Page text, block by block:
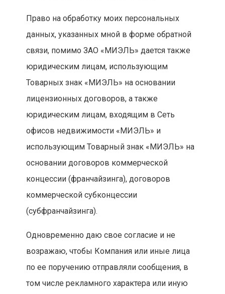
Право на обработку моих персональных
данных, указанных мной в форме обратной
связи, помимо ЗАО «МИЭЛЬ» дается также
юридическим лицам, использующим
Товарных знак «МИЭЛЬ» на основании
лицензионных договоров, а также
юридическим лицам, входящим в Сеть
офисов недвижимости «МИЭЛЬ» и
использующим Товарный знак «МИЭЛЬ» на
основании договоров коммерческой
концессии (франчайзинга), договоров
коммерческой субконцессии
(субфранчайзинга).
Одновременно даю свое согласие и не
возражаю, чтобы Компания или иные лица
по ее поручению отправляли сообщения, в
том числе рекламного характера или иную